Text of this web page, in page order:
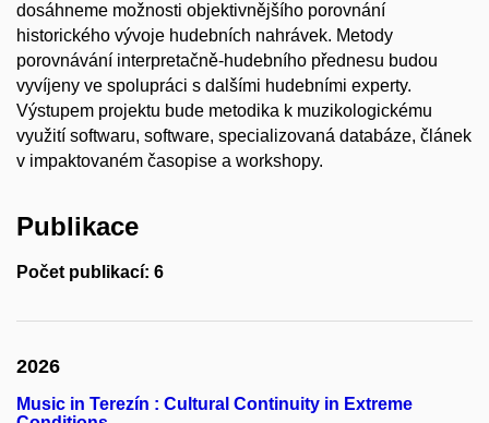
dosáhneme možnosti objektivnějšího porovnání
historického vývoje hudebních nahrávek. Metody
porovnávání interpretačně-hudebního přednesu budou
vyvíjeny ve spolupráci s dalšími hudebními experty.
Výstupem projektu bude metodika k muzikologickému
využití softwaru, software, specializovaná databáze, článek
v impaktovaném časopise a workshopy.
Publikace
Počet publikací: 6
2026
Music in Terezín : Cultural Continuity in Extreme